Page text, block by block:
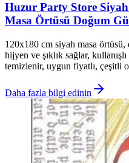
Huzur Party Store
Masa Örtüsü Doğum
120x180 cm siyah masa
hijyen ve şıklık sağlar,
temizlenir, uygun fiyatlı, çeşitli
Daha fazla bilgi edinin